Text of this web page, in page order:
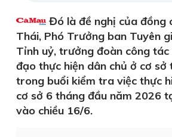
Đó là đề nghị của đồng
Thái, Phó Trưởng ban Tuyên
Tỉnh uỷ, trưởng đoàn công tác
đạo thực hiện dân chủ ở cơ sở
trong buổi kiểm tra việc thực
cơ sở 6 tháng đầu năm 2026
vào chiều 16/6.